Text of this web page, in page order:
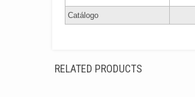
Catálogo
RELATED PRODUCTS